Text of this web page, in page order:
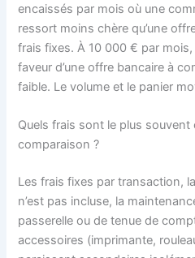
encaissés par mois où une
ressort moins chère qu’une
frais fixes. À 10 000 € par mois,
faveur d’une offre bancaire à
faible. Le volume et le panier
Quels frais sont le plus souvent
comparaison ?
Les frais fixes par transaction,
n’est pas incluse, la
passerelle ou de tenue de
accessoires (imprimante,